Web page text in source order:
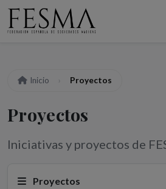
Inicio Proyectos
Proyectos
Iniciativas y proyectos de
Proyectos